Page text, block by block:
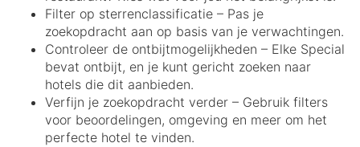
Filter op sterrenclassificatie – Pas je
zoekopdracht aan op basis van je verwachtingen.
Controleer de ontbijtmogelijkheden – Elke Special
bevat ontbijt, en je kunt gericht zoeken naar
hotels die dit aanbieden.
Verfijn je zoekopdracht verder – Gebruik filters
voor beoordelingen, omgeving en meer om het
perfecte hotel te vinden.